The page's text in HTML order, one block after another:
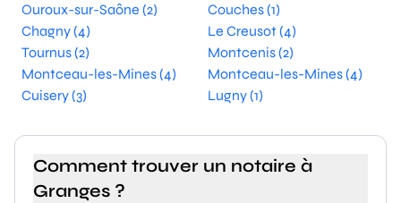
Ouroux-sur-Saône (2)
Couches (1)
Chagny (4)
Le Creusot (4)
Tournus (2)
Montcenis (2)
Montceau-les-Mines (4)
Montceau-les-Mines (4)
Cuisery (3)
Lugny (1)
Comment trouver un notaire à
Granges ?